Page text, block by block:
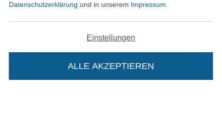
Alle Preise inkl. der gesetzl. MwSt.
Deutsch
Nederlands
In den niederländischen
(France)
In den
Datenschutzerklärung und in unserem Impressum
Einstellungen
ALLE AKZEPTIEREN